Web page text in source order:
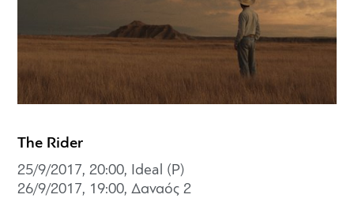
The Rider
25/9/2017, 20:00, Ideal (P)
26/9/2017, 19:00,Δαναός 2